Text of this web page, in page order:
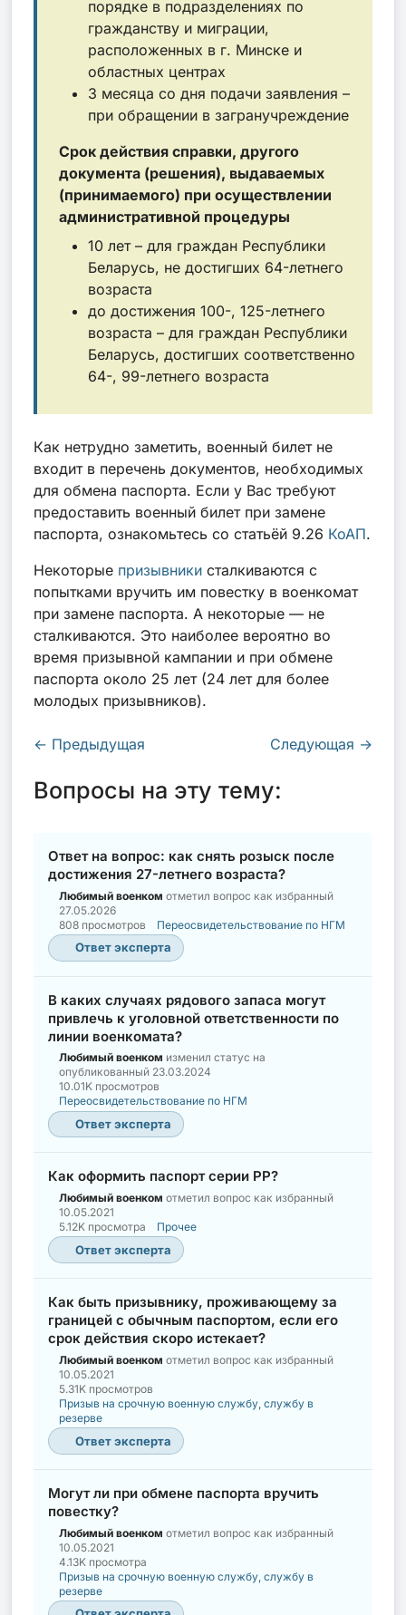
порядке в подразделениях по
гражданству и миграции,
расположенных в г. Минске и
областных центрах
3 месяца со дня подачи заявления –
при обращении в загранучреждение
Срок действия справки, другого
документа (решения), выдаваемых
(принимаемого) при осуществлении
административной процедуры
10 лет – для граждан Республики
Беларусь, не достигших 64-летнего
возраста
до достижения 100-, 125-летнего
возраста – для граждан Республики
Беларусь, достигших соответственно
64-, 99-летнего возраста
Как нетрудно заметить, военный билет не
входит в перечень документов, необходимых
для обмена паспорта. Если у Вас требуют
предоставить военный билет при замене
паспорта, ознакомьтесь со статьёй 9.26 КоАП.
Некоторые призывники сталкиваются с
попытками вручить им повестку в военкомат
при замене паспорта. А некоторые — не
сталкиваются. Это наиболее вероятно во
время призывной кампании и при обмене
паспорта около 25 лет (24 лет для более
молодых призывников).
← Предыдущая Следующая →
Вопросы на эту тему:
Ответ на вопрос: как снять розыск после
достижения 27-летнего возраста?
Любимый военком отметил вопрос как избранный
27.05.2026
808 просмотров
Переосвидетельствование по НГМ
Ответ эксперта
В каких случаях рядового запаса могут
привлечь к уголовной ответственности по
линии военкомата?
Любимый военком изменил статус на
опубликованный 23.03.2024
10.01K просмотров
Переосвидетельствование по НГМ
Ответ эксперта
Как оформить паспорт серии РР?
Любимый военком отметил вопрос как избранный
10.05.2021
5.12K просмотра
Прочее
Ответ эксперта
Как быть призывнику, проживающему за
границей с обычным паспортом, если его
срок действия скоро истекает?
Любимый военком отметил вопрос как избранный
10.05.2021
5.31K просмотров
Призыв на срочную военную службу, службу в
резерве
Ответ эксперта
Могут ли при обмене паспорта вручить
повестку?
Любимый военком отметил вопрос как избранный
10.05.2021
4.13K просмотра
Призыв на срочную военную службу, службу в
резерве